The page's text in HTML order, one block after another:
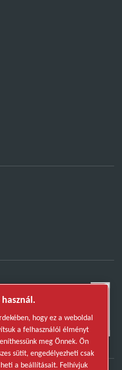
hogy ez a weboldal
a felhasználói élményt
meg Önnek. Ön
sütit, engedélyezheti csak
a beállításait. Felhívjuk